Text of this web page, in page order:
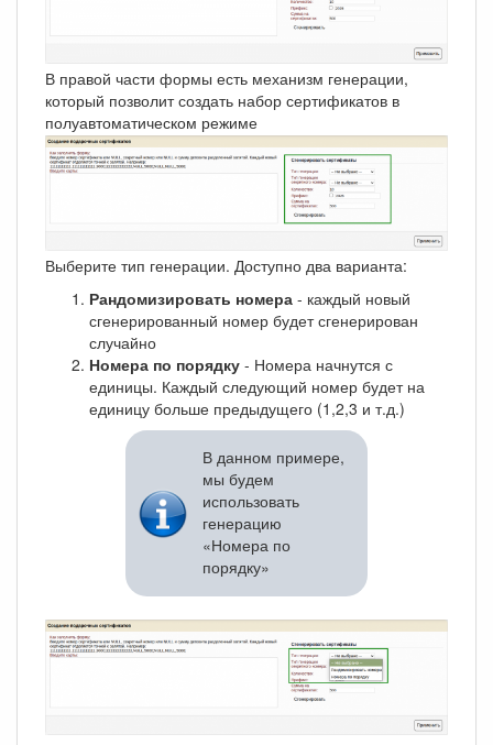
В правой части формы есть механизм генерации,
который позволит создать набор сертификатов в
полуавтоматическом режиме
Выберите тип генерации. Доступно два варианта:
Рандомизировать номера - каждый новый
сгенерированный номер будет сгенерирован
случайно
Номера по порядку - Номера начнутся с
единицы. Каждый следующий номер будет на
единицу больше предыдущего (1,2,3 и т.д.)
В данном примере,
мы будем
использовать
генерацию
«Номера по
порядку»